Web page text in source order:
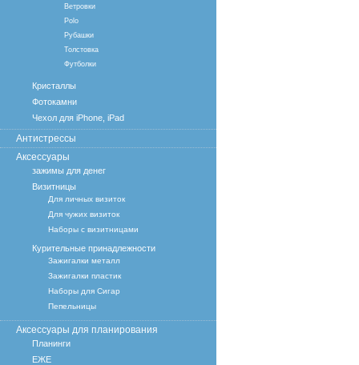
Ветровки
Polo
Рубашки
Толстовка
Футболки
Кристаллы
Фотокамни
Чехол для iPhone, iPad
Антистрессы
Аксессуары
зажимы для денег
Визитницы
Для личных визиток
Для чужих визиток
Наборы с визитницами
Курительные принадлежности
Зажигалки металл
Зажигалки пластик
Наборы для Сигар
Пепельницы
Аксессуары для планирования
Планинги
ЕЖЕ